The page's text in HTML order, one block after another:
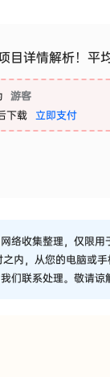
目详情解析！平
游客
下载 立即支付
络收集整理，仅限
内，从您的电脑或
们联系处理。敬请谅